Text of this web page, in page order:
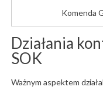
Komenda
Działania
SOK
Ważnym aspektem